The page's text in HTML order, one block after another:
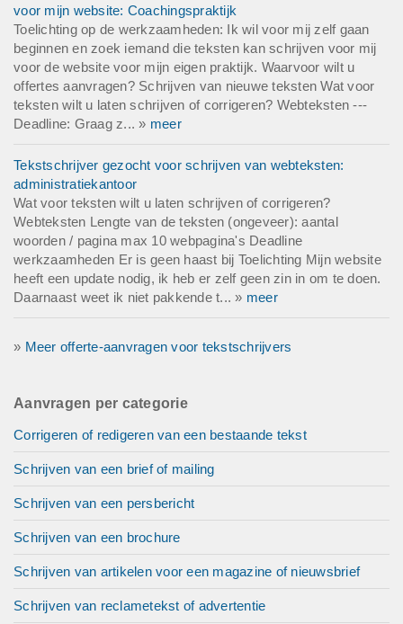
voor mijn website: Coachingspraktijk
Toelichting op de werkzaamheden: Ik wil voor mij zelf gaan
beginnen en zoek iemand die teksten kan schrijven voor mij
voor de website voor mijn eigen praktijk. Waarvoor wilt u
offertes aanvragen? Schrijven van nieuwe teksten Wat voor
teksten wilt u laten schrijven of corrigeren? Webteksten ---
Deadline: Graag z... » meer
Tekstschrijver gezocht voor schrijven van webteksten:
administratiekantoor
Wat voor teksten wilt u laten schrijven of corrigeren?
Webteksten Lengte van de teksten (ongeveer): aantal
woorden / pagina max 10 webpagina's Deadline
werkzaamheden Er is geen haast bij Toelichting Mijn website
heeft een update nodig, ik heb er zelf geen zin in om te doen.
Daarnaast weet ik niet pakkende t... » meer
» Meer offerte-aanvragen voor tekstschrijvers
Aanvragen per categorie
Corrigeren of redigeren van een bestaande tekst
Schrijven van een brief of mailing
Schrijven van een persbericht
Schrijven van een brochure
Schrijven van artikelen voor een magazine of nieuwsbrief
Schrijven van reclametekst of advertentie